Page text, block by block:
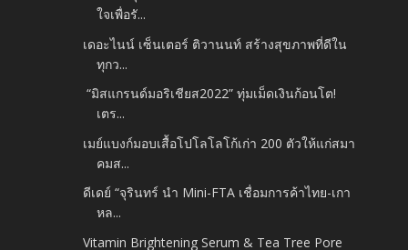
ใจเพื่อรั...
เดอะไนน์ เซ็นเตอร์ ติวานนท์ สร้างสุขภาพที่ดีใน
ทุกว...
“มิสแกรนด์มอริเชียส2022” ทุ่มเม็ดเงินก้อนโต!
เตร...
เมย์แบงก์มอบเสื้อโปโลโลโก้เก่า 200 ตัวให้แก่สมา
คมส...
ดีเดย์ “จุรินทร์ นำ Mini-FTA เชื่อมการค้าไทย-เกา
หล...
Vitamin Brightening Serum & Tea Tree Pore